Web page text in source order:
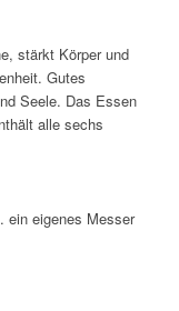
stärkt Körper und
Gutes
Seele. Das Essen
alle sechs
ein eigenes Messer